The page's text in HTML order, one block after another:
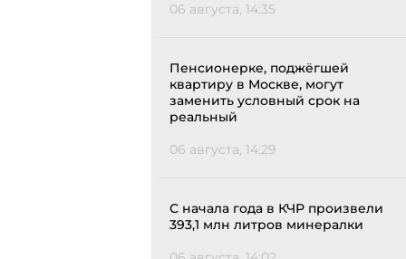
06 августа, 14:35
Пенсионерке, поджёгшей
квартиру в Москве, могут
заменить условный срок на
реальный
06 августа, 14:29
С начала года в КЧР произвели
393,1 млн литров минералки